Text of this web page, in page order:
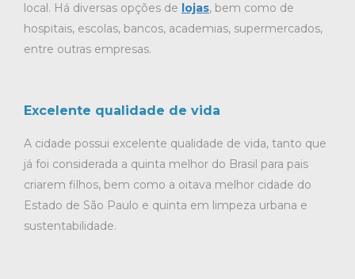
local. Há diversas opções de lojas, bem como de
hospitais, escolas, bancos, academias, supermercados,
entre outras empresas.
Excelente qualidade de vida
A cidade possui excelente qualidade de vida, tanto que
já foi considerada a quinta melhor do Brasil para pais
criarem filhos, bem como a oitava melhor cidade do
Estado de São Paulo e quinta em limpeza urbana e
sustentabilidade.